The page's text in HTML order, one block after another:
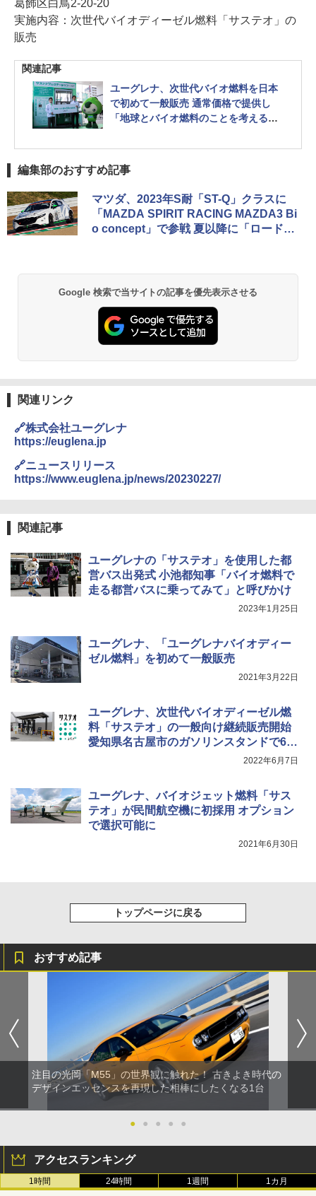
葛飾区白鳥2-20-20
実施内容：次世代バイオディーゼル燃料「サステオ」の
販売
関連記事
ユーグレナ、次世代バイオ燃料を日本
で初めて一般販売 通常価格で提供し
「地球とバイオ燃料のことを考えるき
編集部のおすすめ記事
マツダ、2023年S耐「ST-Q」クラスに
「MAZDA SPIRIT RACING MAZDA3 Bi
o concept」で参戦 夏以降に「ロードス
Google 検索で当サイトの記事を優先表示させる
関連リンク
🔗株式会社ユーグレナ
https://euglena.jp
🔗ニュースリリース
https://www.euglena.jp/news/20230227/
関連記事
ユーグレナの「サステオ」を使用した都
営バス出発式 小池都知事「バイオ燃料で
走る都営バスに乗ってみて」と呼びかけ
2023年1月25日
ユーグレナ、「ユーグレナバイオディー
ゼル燃料」を初めて一般販売
2021年3月22日
ユーグレナ、次世代バイオディーゼル燃
料「サステオ」の一般向け継続販売開始
愛知県名古屋市のガソリンスタンドで6月
2022年6月7日
ユーグレナ、バイオジェット燃料「サス
テオ」が民間航空機に初採用 オプション
で選択可能に
2021年6月30日
トップページに戻る
おすすめ記事
注目の光岡「M55」の世界観に触れた！ 古きよき時代の
デザインエッセンスを再現した相棒にしたくなる1台
● ● ● ● ●
アクセスランキング
1時間 24時間 1週間 1カ月